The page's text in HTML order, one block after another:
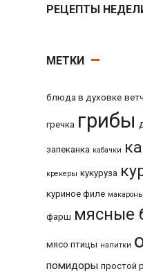
РЕЦЕПТЫ
МЕТКИ
блюда в духовке
гречка грибы
запеканка кабачки
крекеры кукуруза
куриное филе макароны
фарш мясные
мясо птицы напитки
помидоры простой